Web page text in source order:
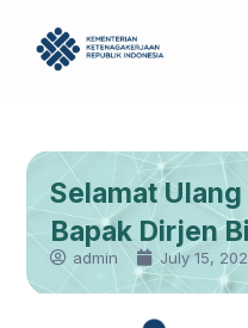
content
Selamat
Bapak Dirjen
admin July 15,